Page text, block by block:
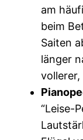
am
beim
Saiten
länger
“Leise-